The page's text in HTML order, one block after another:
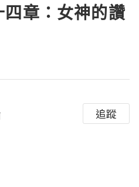
章：女神的讚
追蹤